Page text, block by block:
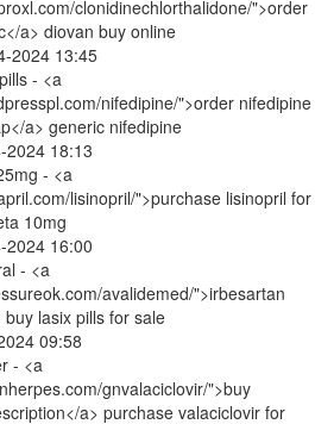
clonidinechlorthalidone/">order
a> diovan buy online
2024 13:45
- <a
nifedipine/">order nifedipine
a> generic nifedipine
2024 18:13
- <a
lisinopril/">purchase lisinopril for
10mg
2024 16:00
- <a
avalidemed/">irbesartan
lasix pills for sale
09:58
- <a
gnvalaciclovir/">buy
a> purchase valaciclovir for